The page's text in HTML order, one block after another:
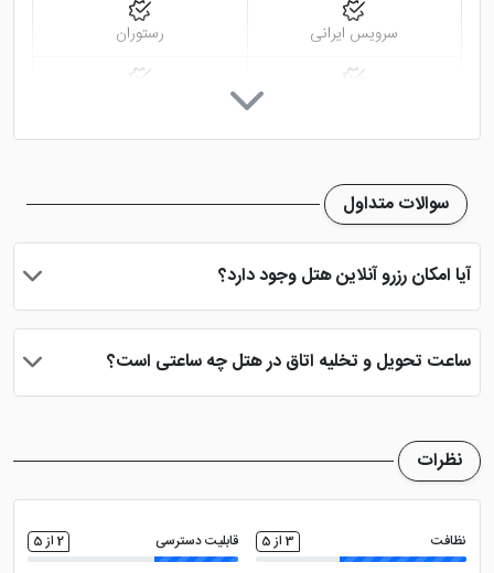
ایرانیان تبریز
هتل آپارتمان نوساز ایرانیان تبریز
نزدیک است که دسترسی شما به ابنیه های ذکر شده را آسان
می کند. اگر می خواهید اقامتی ارزان داشته باشید بهترین
سرویس ایرانی رستوران
صندوق امانات در لابی تاکسی سرویس
کافی نت نمازخانه
سوالات متداول
آیا امکان رزرو آنلاین هتل وجود دارد؟
بله، با انتخاب تاریخ ورود و خروج، نوع اتاق و تعداد نفرات می توانید
دریافت نمایید.
ساعت تحویل و تخلیه اتاق در هتل چه ساعتی است؟
ساعت تحویل اتاق ساعت 2 بعد از ظهر و ساعت تخلیه اتاق 12 ظهر
نظرات
نظافت 3 از 5 قابلیت دسترسی 2 از 5